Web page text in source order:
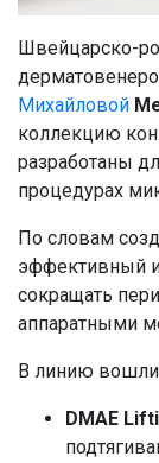
Швейцарско-
Михайловой
коллекцию
разработаны
процедурах
По словам
эффективный и
сокращать
аппаратными
В линию вошли
DMAE